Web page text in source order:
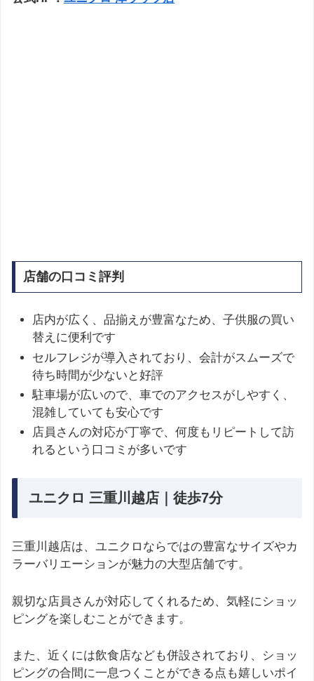
店舗の口コミ評判
店内が広く、品揃えが豊富なため、子供服の買い
替えに便利です
セルフレジが導入されており、会計がスムーズで
待ち時間が少ないと好評
駐車場が広いので、車でのアクセスがしやすく、
混雑していても安心です
店員さんの対応が丁寧で、何度もリピートして訪
れるという口コミが多いです
ユニクロ 三重川越店｜徒歩7分
三重川越店は、ユニクロならではの豊富なサイズやカ
ラーバリエーションが魅力の大型店舗です。
親切な店員さんが対応してくれるため、気軽にショッ
ピングを楽しむことができます。
また、近くには飲食店なども併設されており、ショッ
ピングの合間に一息つくことができる点も嬉しいポイ